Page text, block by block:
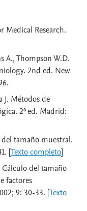
Medical Research.
A., Thompson W.D.
2nd ed. New
J. Métodos de
2ª ed. Madrid:
tamaño muestral.
[Texto completo]
Cálculo del tamaño
factores
9: 30-33. [Texto